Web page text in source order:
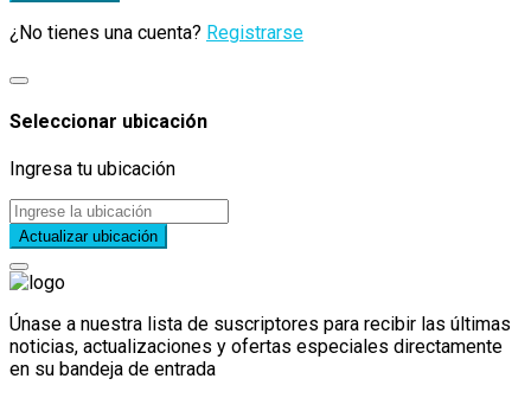
¿No tienes una cuenta? Registrarse
Seleccionar ubicación
Ingresa tu ubicación
Actualizar ubicación
Únase a nuestra lista de suscriptores para recibir las últimas
noticias, actualizaciones y ofertas especiales directamente
en su bandeja de entrada